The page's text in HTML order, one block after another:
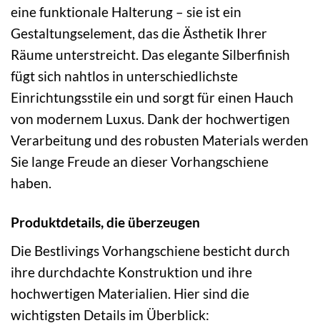
eine funktionale Halterung – sie ist ein
Gestaltungselement, das die Ästhetik Ihrer
Räume unterstreicht. Das elegante Silberfinish
fügt sich nahtlos in unterschiedlichste
Einrichtungsstile ein und sorgt für einen Hauch
von modernem Luxus. Dank der hochwertigen
Verarbeitung und des robusten Materials werden
Sie lange Freude an dieser Vorhangschiene
haben.
Produktdetails, die überzeugen
Die Bestlivings Vorhangschiene besticht durch
ihre durchdachte Konstruktion und ihre
hochwertigen Materialien. Hier sind die
wichtigsten Details im Überblick: